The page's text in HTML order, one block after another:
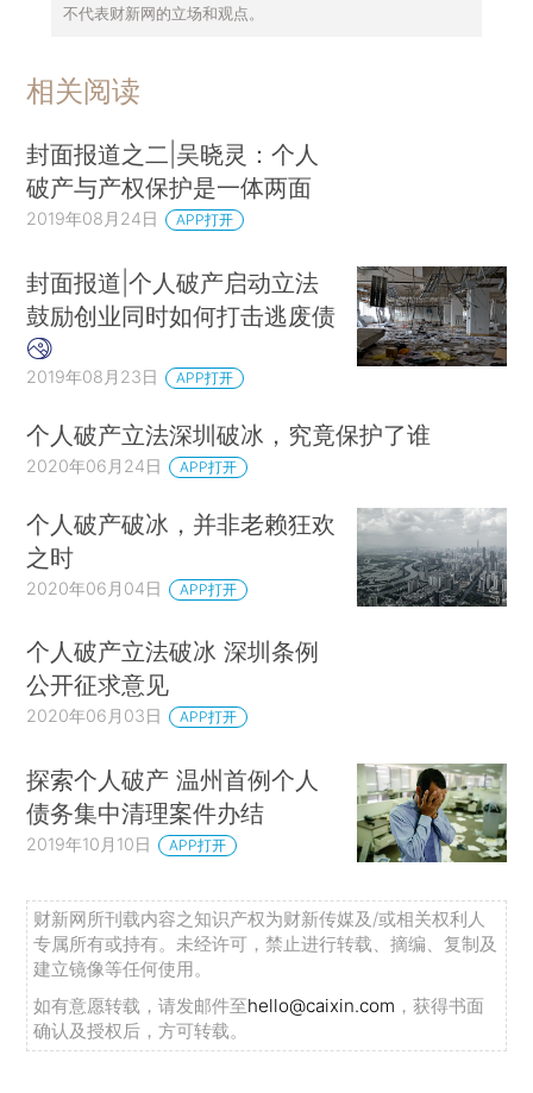
不代表财新网的立场和观点。
相关阅读
封面报道之二|吴晓灵：个人
破产与产权保护是一体两面
2019年08月24日 APP打开
封面报道|个人破产启动立法
鼓励创业同时如何打击逃废债
2019年08月23日 APP打开
个人破产立法深圳破冰，究竟保护了谁
2020年06月24日 APP打开
个人破产破冰，并非老赖狂欢
之时
2020年06月04日 APP打开
个人破产立法破冰 深圳条例
公开征求意见
2020年06月03日 APP打开
探索个人破产 温州首例个人
债务集中清理案件办结
2019年10月10日 APP打开
财新网所刊载内容之知识产权为财新传媒及/或相关权利人
专属所有或持有。未经许可，禁止进行转载、摘编、复制及
建立镜像等任何使用。
如有意愿转载，请发邮件至hello@caixin.com ，获得书面
确认及授权后，方可转载。